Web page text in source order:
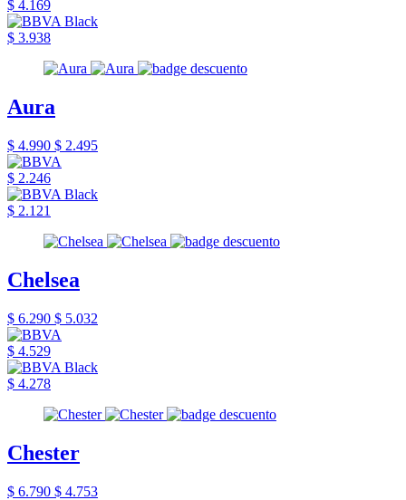
$ 4.169
$ 3.938
Aura
$ 4.990 $ 2.495
$ 2.246
$ 2.121
Chelsea
$ 6.290 $ 5.032
$ 4.529
$ 4.278
Chester
$ 6.790 $ 4.753